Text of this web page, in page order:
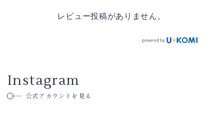
レビュー投稿がありません。
Instagram
公式アカウントを見る